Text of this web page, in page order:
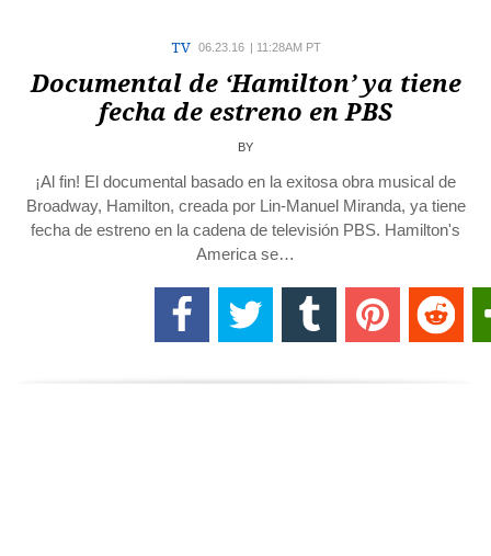
TV 06.23.16 11:28AM PT
Documental de ‘Hamilton’ ya tiene
fecha de estreno en PBS
BY
¡Al fin! El documental basado en la exitosa obra musical de
Broadway, Hamilton, creada por Lin-Manuel Miranda, ya tiene
fecha de estreno en la cadena de televisión PBS. Hamilton's
America se…